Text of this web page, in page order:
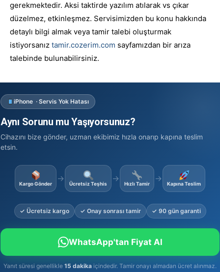
gerekmektedir. Aksi taktirde yazılım atılarak vs çıkar
düzelmez, etkinleşmez. Servisimizden bu konu hakkında
detaylı bilgi almak veya tamir talebi oluşturmak
istiyorsanız tamir.cozerim.com sayfamızdan bir arıza
talebinde bulunabilirsiniz.
iPhone · Servis Yok Hatası
Aynı Sorunu mu Yaşıyorsunuz?
Cihazını bize gönder, uzman ekibimiz hızla onarıp kapına teslim
etsin.
Kargo Gönder
→
Ücretsiz Teşhis
→
Hızlı Tamir
→
Kapına Teslim
✓ Ücretsiz kargo ✓ Onay sonrası tamir ✓ 90 gün garanti
WhatsApp'tan Fiyat Al
Yanıt süresi genellikle 15 dakika içindedir. Tamir onayı almadan ücret alınmaz.